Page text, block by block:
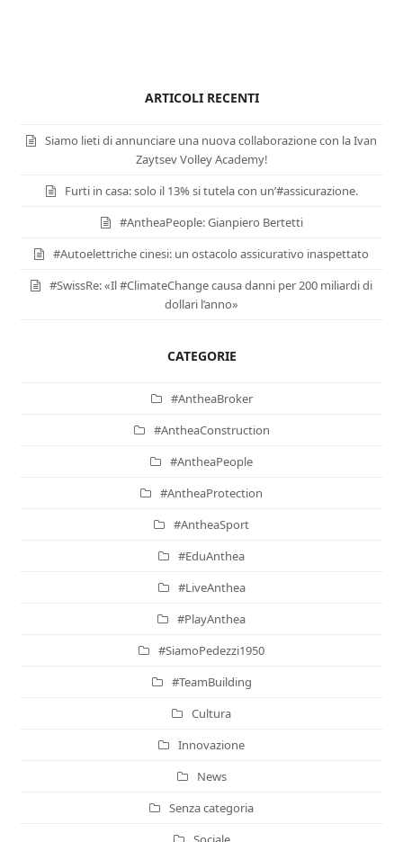
ARTICOLI RECENTI
Siamo lieti di annunciare una nuova collaborazione con la Ivan
Zaytsev Volley Academy!
Furti in casa: solo il 13% si tutela con un’#assicurazione.
#AntheaPeople: Gianpiero Bertetti
#Autoelettriche cinesi: un ostacolo assicurativo inaspettato
#SwissRe: «Il #ClimateChange causa danni per 200 miliardi di
dollari l’anno»
CATEGORIE
#AntheaBroker
#AntheaConstruction
#AntheaPeople
#AntheaProtection
#AntheaSport
#EduAnthea
#LiveAnthea
#PlayAnthea
#SiamoPedezzi1950
#TeamBuilding
Cultura
Innovazione
News
Senza categoria